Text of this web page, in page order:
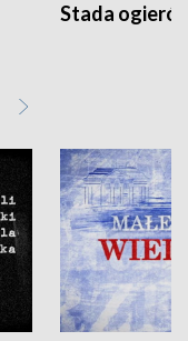
Stada